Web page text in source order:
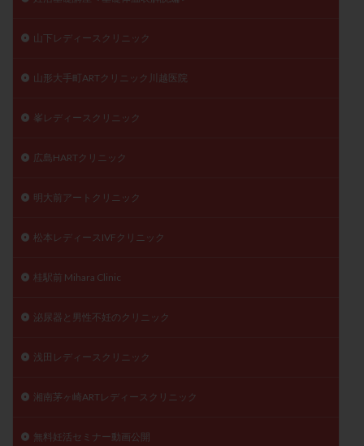
山下レディースクリニック
山形大手町ARTクリニック川越医院
峯レディースクリニック
広島HARTクリニック
明大前アートクリニック
松本レディースIVFクリニック
桂駅前 Mihara Clinic
泌尿器と男性不妊のクリニック
浅田レディースクリニック
湘南茅ヶ崎ARTレディースクリニック
無料妊活セミナー動画公開